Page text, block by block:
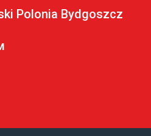
Polonia Bydgoszcz